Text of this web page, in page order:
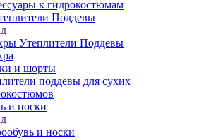
к гидрокостюмам
Поддевы
Утеплители Поддевы
и шорты
поддевы для сухих
и носки
и носки